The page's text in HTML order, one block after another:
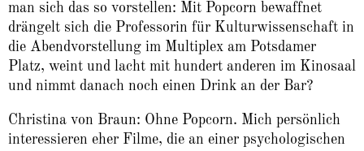
man sich das so vorstellen: Mit Popcorn bewaffnet
drängelt sich die Professorin für Kulturwissenschaft in
die Abendvorstellung im Multiplex am Potsdamer
Platz, weint und lacht mit hundert anderen im Kinosaal
und nimmt danach noch einen Drink an der Bar?
Christina von Braun: Ohne Popcorn. Mich persönlich
interessieren eher Filme, die an einer psychologischen